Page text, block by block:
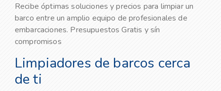
Recibe óptimas soluciones y precios para limpiar un
barco entre un amplio equipo de profesionales de
embarcaciones. Presupuestos Gratis y sín
compromisos
Limpiadores de barcos cerca
de ti